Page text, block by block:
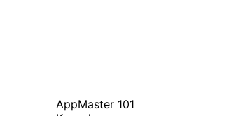
AppMaster 101